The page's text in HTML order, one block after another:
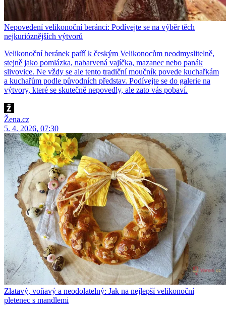
Nepovedení velikonoční beránci: Podívejte se na výběr těch
nejkurióznějších výtvorů
Velikonoční beránek patří k českým Velikonocům neodmyslitelně,
stejně jako pomlázka, nabarvená vajíčka, mazanec nebo panák
slivovice. Ne vždy se ale tento tradiční moučník povede kuchařkám
a kuchařům podle původních představ. Podívejte se do galerie na
výtvory, které se skutečně nepovedly, ale zato vás pobaví.
Žena.cz
5. 4. 2026, 07:30
Zlatavý, voňavý a neodolatelný: Jak na nejlepší velikonoční
pletenec s mandlemi